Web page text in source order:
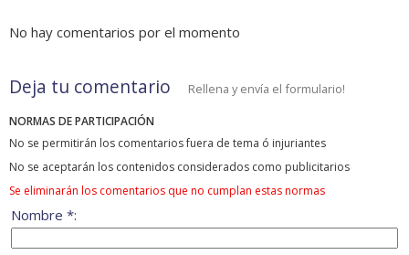
No hay comentarios por el momento
Deja tu comentario Rellena y envía el formulario!
NORMAS DE PARTICIPACIÓN
No se permitirán los comentarios fuera de tema ó injuriantes
No se aceptarán los contenidos considerados como publicitarios
Se eliminarán los comentarios que no cumplan estas normas
Nombre *: